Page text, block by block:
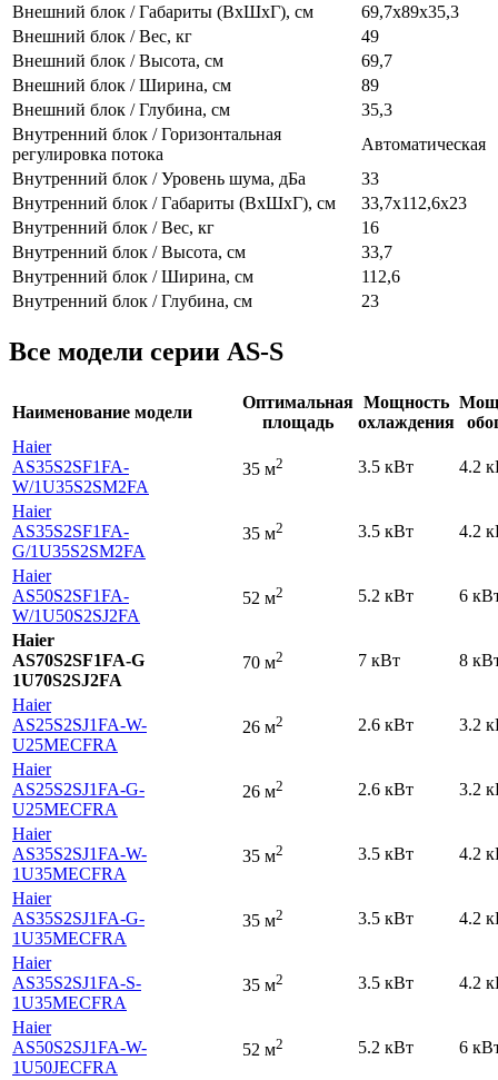
Внешний блок / Габариты (ВхШхГ), см
69,7х89х35,3
Внешний блок / Вес, кг
49
Внешний блок / Высота, см
69,7
Внешний блок / Ширина, см
89
Внешний блок / Глубина, см
35,3
Внутренний блок / Горизонтальная
регулировка потока
Автоматическая
Внутренний блок / Уровень шума, дБа
33
Внутренний блок / Габариты (ВхШхГ), см
33,7х112,6х23
Внутренний блок / Вес, кг
16
Внутренний блок / Высота, см
33,7
Внутренний блок / Ширина, см
112,6
Внутренний блок / Глубина, см
23
Все модели серии AS-S
Наименование модели
Оптимальная
площадь
Мощность
охлаждения
Haier
AS35S2SF1FA-
W/1U35S2SM2FA
35 м2 3.5 кВт 4.2
Haier
AS35S2SF1FA-
G/1U35S2SM2FA
35 м2 3.5 кВт 4.2
Haier
AS50S2SF1FA-
W/1U50S2SJ2FA
52 м2 5.2 кВт 6
Haier
AS70S2SF1FA-G
1U70S2SJ2FA
70 м2 7 кВт 8
Haier
AS25S2SJ1FA-W-
U25MECFRA
26 м2 2.6 кВт 3.2
Haier
AS25S2SJ1FA-G-
U25MECFRA
26 м2 2.6 кВт 3.2
Haier
AS35S2SJ1FA-W-
1U35MECFRA
35 м2 3.5 кВт 4.2
Haier
AS35S2SJ1FA-G-
1U35MECFRA
35 м2 3.5 кВт 4.2
Haier
AS35S2SJ1FA-S-
1U35MECFRA
35 м2 3.5 кВт 4.2
Haier
AS50S2SJ1FA-W-
1U50JECFRA
52 м2 5.2 кВт 6